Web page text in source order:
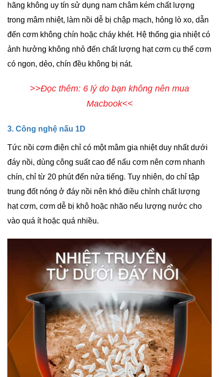
hãng không uy tín sử dụng nam châm kém chất lượng
trong mâm nhiệt, làm nồi dễ bị chập mạch, hỏng lò xo, dẫn
đến cơm không chín hoặc cháy khét. Hệ thống gia nhiệt có
ảnh hưởng không nhỏ đến chất lượng hạt cơm cụ thể cơm
có ngon, dẻo, chín đều không bị nát.
>>Đọc thêm: 6 lý do bạn không nên mua
Macbook<<
3. Công nghệ nấu 1D
Tức nồi cơm điện chỉ có một mâm gia nhiệt duy nhất dưới
đáy nồi, dùng công suất cao để nấu cơm nên cơm nhanh
chín, chỉ từ 20 phút đến nửa tiếng. Tuy nhiên, do chỉ tập
trung đốt nóng ở đáy nồi nên khó điều chỉnh chất lượng
hạt cơm, cơm dễ bị khô hoặc nhão nếu lượng nước cho
vào quá ít hoặc quá nhiều.